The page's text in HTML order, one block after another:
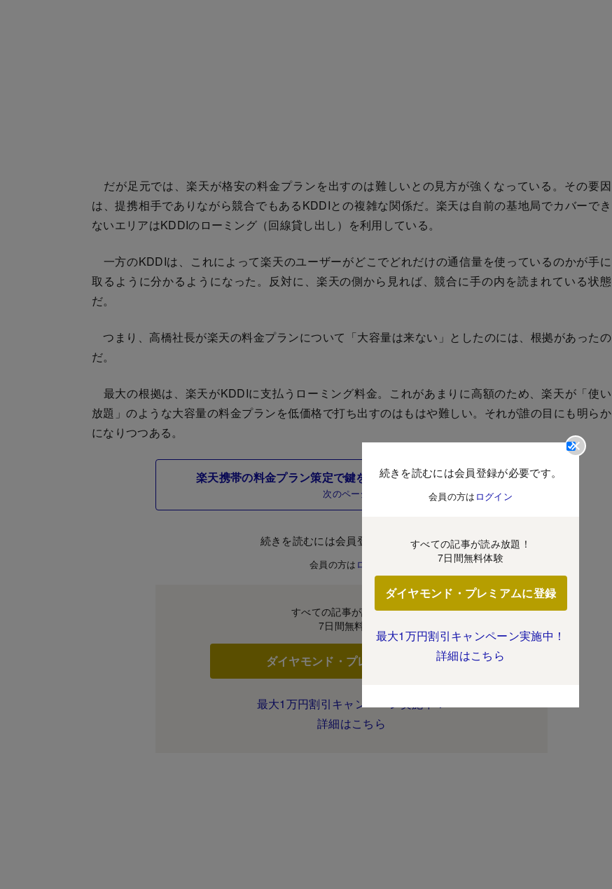
だが足元では、楽天が格安の料金プランを出すのは難しいとの見方が強くなっている。その要因
は、提携相手でありながら競合でもあるKDDIとの複雑な関係だ。楽天は自前の基地局でカバーでき
ないエリアはKDDIのローミング（回線貸し出し）を利用している。
一方のKDDIは、これによって楽天のユーザーがどこでどれだけの通信量を使っているのかが手に
取るように分かるようになった。反対に、楽天の側から見れば、競合に手の内を読まれている状態
だ。
つまり、高橋社長が楽天の料金プランについて「大容量は来ない」としたのには、根拠があったの
だ。
最大の根拠は、楽天がKDDIに支払うローミング料金。これがあまりに高額のため、楽天が「使い
放題」のような大容量の料金プランを低価格で打ち出すのはもはや難しい。それが誰の目にも明らか
になりつつある。
楽天携帯の料金プラン策定で鍵を握る「auとの契約」の代償
次のページ
続きを読むには会員登録が必要です。
会員の方は ログイン
すべての記事が読み放題！
7日間無料体験
ダイヤモンド・プレミアムに登録
最大1万円割引キャンペーン実施中！
詳細はこちら
続きを読むには会員登録が必要です。
会員の方は ログイン
すべての記事が読み放題！
7日間無料体験
ダイヤモンド・プレミアムに登録
最大1万円割引キャンペーン実施中！
詳細はこちら